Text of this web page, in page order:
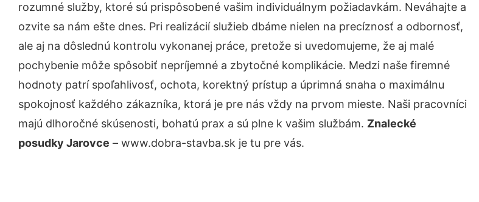
rozumné služby, ktoré sú prispôsobené vašim individuálnym požiadavkám. Neváhajte a
ozvite sa nám ešte dnes. Pri realizácií služieb dbáme nielen na precíznosť a odbornosť,
ale aj na dôslednú kontrolu vykonanej práce, pretože si uvedomujeme, že aj malé
pochybenie môže spôsobiť nepríjemné a zbytočné komplikácie. Medzi naše firemné
hodnoty patrí spoľahlivosť, ochota, korektný prístup a úprimná snaha o maximálnu
spokojnosť každého zákazníka, ktorá je pre nás vždy na prvom mieste. Naši pracovníci
majú dlhoročné skúsenosti, bohatú prax a sú plne k vašim službám. Znalecké
posudky Jarovce – www.dobra-stavba.sk je tu pre vás.